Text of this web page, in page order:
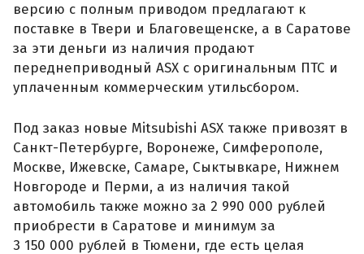
версию с полным приводом предлагают к
поставке в Твери и Благовещенске, а в Саратове
за эти деньги из наличия продают
переднеприводный ASX с оригинальным ПТС и
уплаченным коммерческим утильсбором.
Под заказ новые Mitsubishi ASX также привозят в
Санкт-Петербурге, Воронеже, Симферополе,
Москве, Ижевске, Самаре, Сыктывкаре, Нижнем
Новгороде и Перми, а из наличия такой
автомобиль также можно за 2 990 000 рублей
приобрести в Саратове и минимум за
3 150 000 рублей в Тюмени, где есть целая